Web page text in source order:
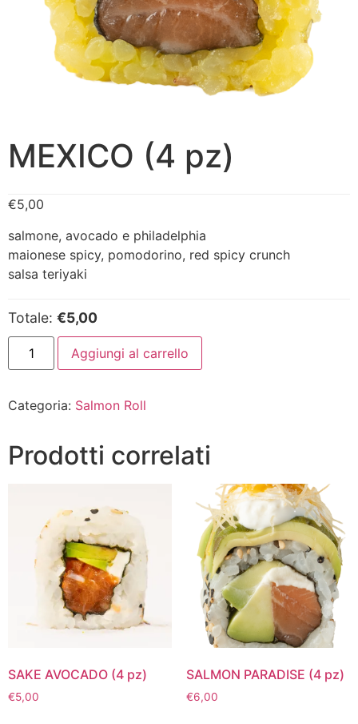
MEXICO (4 pz)
€5,00
salmone, avocado e philadelphia
maionese spicy, pomodorino, red spicy crunch
salsa teriyaki
Totale: €5,00
Aggiungi al carrello
Categoria: Salmon Roll
Prodotti correlati
SAKE AVOCADO (4 pz)
€5,00
SALMON PARADISE (4 pz)
€6,00